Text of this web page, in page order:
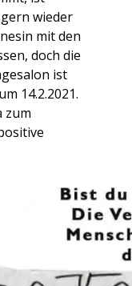
wieder
mit den
doch die
ist
14.2.2021.
zum